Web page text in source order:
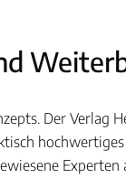
Der Verlag
Experten